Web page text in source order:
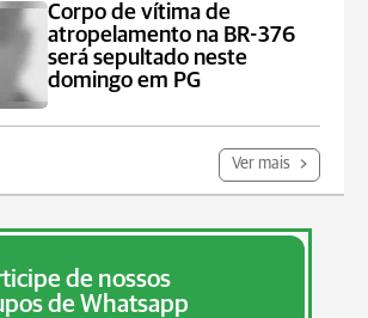
Corpo de vítima de
atropelamento na BR-376
será sepultado neste
domingo em PG
Ver mais
de nossos
de Whatsapp